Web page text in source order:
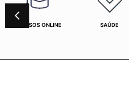
CURSOS ONLINE SAÚDE